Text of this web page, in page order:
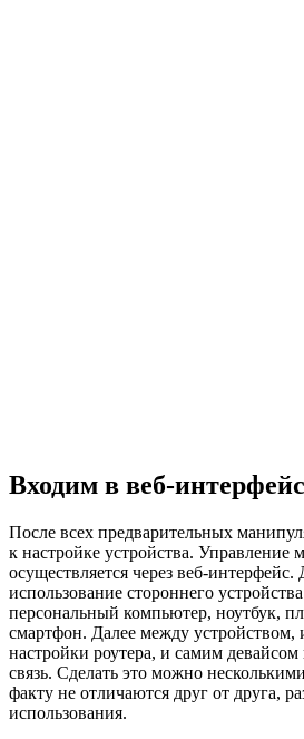
Входим в веб-интерфейс
После всех предварительных
к настройке устройства. Управление
осуществляется через веб-интерфейс.
использование стороннего
персональный компьютер, ноутбук,
смартфон. Далее между устройством,
настройки роутера, и самим
связь. Сделать это можно
факту не отличаются друг от друга,
использования.